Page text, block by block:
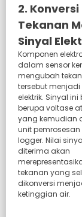
2. Konversi
Tekanan
Sinyal
Komponen
dalam sensor
mengubah
tersebut menjadi
elektrik. Sinyal ini
berupa voltase
yang kemudian
unit
logger. Nilai
diterima akan
tekanan yang
dikonversi
ketinggian air.